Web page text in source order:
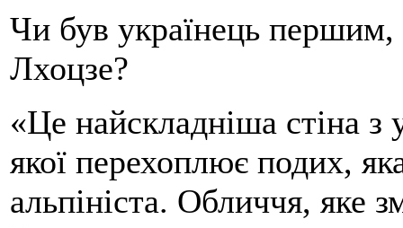
Чи був українець першим,
Лхоцзе?
«Це найскладніша стіна з
якої перехоплює подих,
альпініста. Обличчя, яке